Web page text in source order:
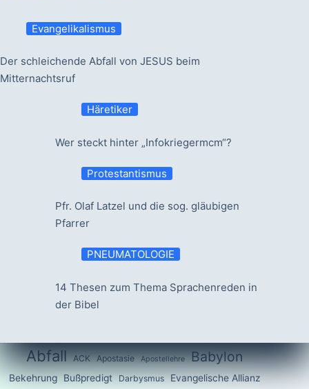
Evangelikalismus
Der schleichende Abfall von JESUS beim
Mitternachtsruf
Häretiker
Wer steckt hinter „Infokriegermcm“?
Protestantismus
Pfr. Olaf Latzel und die sog. gläubigen
Pfarrer
PNEUMATOLOGIE
14 Thesen zum Thema Sprachenreden in
der Bibel
Abfall ACK Apostasie Apostellehre Babylon
Bekehrung Bußpredigt Darbysmus Evangelische Allianz